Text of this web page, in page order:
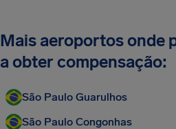
Mais aeroportos onde
a obter compensação:
São Paulo Guarulhos
São Paulo Congonhas